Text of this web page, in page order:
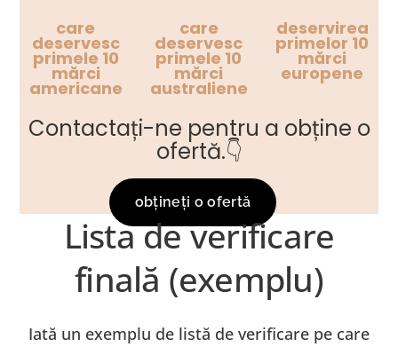
care
deservesc
primele 10
mărci
americane
care
deservesc
primele 10
mărci
australiene
deservirea
primelor 10
mărci
europene
Contactați-ne pentru a obține o
ofertă.👇
obțineți o ofertă
Lista de verificare
finală (exemplu)
Iată un exemplu de listă de verificare pe care